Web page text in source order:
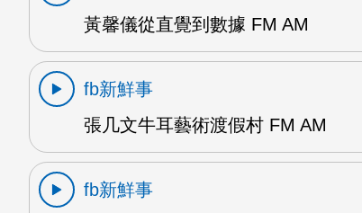
黃馨儀從直覺到數據 FM AM
fb新鮮事
張几文牛耳藝術渡假村 FM AM
fb新鮮事